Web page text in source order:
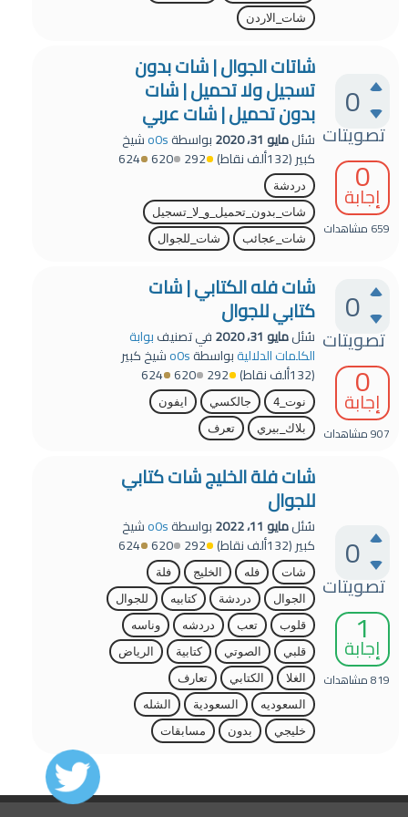
شات_الاردن
0
تصويتات
0
إجابة
659 مشاهدات
شاتات الجوال | شات بدون
تسجيل ولا تحميل | شات
بدون تحميل | شات عربي
سُئلمايو 31، 2020 بواسطةo0sشيخ
كبير(132ألف نقاط) 292
620
624
دردشة
شات_بدون_تحميل_و_لا_تسجيل
شات_عجائب
شات_للجوال
0
تصويتات
0
إجابة
907مشاهدات
شات فله الكتابي | شات
كتابي للجوال
سُئلمايو 31، 2020 في تصنيفبوابة
الكلمات الدلاليةبواسطةo0sشيخ كبير
(132ألف نقاط) 292
620
624
نوت_4 جالكسي
ايفون
بلاك_بيري
تعرف
0
تصويتات
1
إجابة
819مشاهدات
شات فلة الخليج شات كتابي
للجوال
سُئلمايو 11، 2022 بواسطةo0sشيخ
كبير(132ألف نقاط) 292
620
624
شات فله الخليج
فلة
الجوال
دردشة كتابيه
للجوال
قلوب
تعب دردشه
وناسه
قلبي
الصوتي كتابية
الرياض
الغلا
الكتابي
تعارف
السعوديه
السعودية
الشله
خليجي
بدون مسابقات